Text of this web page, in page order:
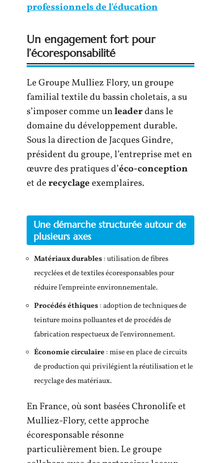
professionnels de l'éducation
Un engagement fort pour
l’écoresponsabilité
Le Groupe Mulliez Flory, un groupe
familial textile du bassin choletais, a su
s’imposer comme unleaderdans le
domaine du développement durable.
Sous la direction de Jacques Gindre,
président du groupe, l’entreprise met en
œuvre des pratiques d’éco-conception
et derecyclageexemplaires.
Une démarche structurée autour de
plusieurs axes
Matériaux durables: utilisation de fibres
recyclées et de textiles écoresponsables pour
réduire l’empreinte environnementale.
Procédés éthiques: adoption de techniques de
teinture moins polluantes et de procédés de
fabrication respectueux de l’environnement.
Économie circulaire : mise en place de circuits
de production qui privilégient la réutilisation et le
recyclage des matériaux.
En France, où sont basées Chronolife et
Mulliez-Flory, cette approche
écoresponsable résonne
particulièrement bien. Le groupe